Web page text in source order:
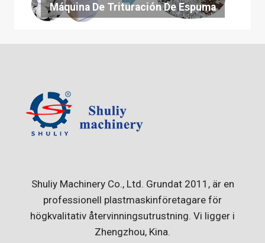
Máquina De Trituración De Espuma
Shuliy Machinery Co., Ltd. Grundat 2011, är en
professionell plastmaskinföretagare för
högkvalitativ återvinningsutrustning. Vi ligger i
Zhengzhou, Kina.